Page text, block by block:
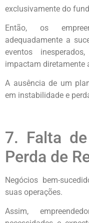
exclusivamente do
Então, os
adequadamente a
eventos
impactam diretamente
A ausência de um
em instabilidade e
7. Falta
Perda de
Negócios bem-
suas operações.
Assim,